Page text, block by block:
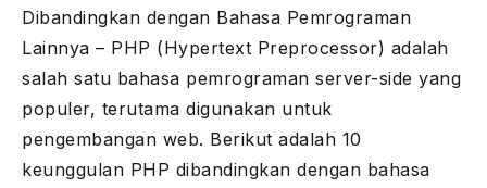
Dibandingkan dengan Bahasa Pemrograman
Lainnya – PHP (Hypertext Preprocessor) adalah
salah satu bahasa pemrograman server-side yang
populer, terutama digunakan untuk
pengembangan web. Berikut adalah 10
keunggulan PHP dibandingkan dengan bahasa